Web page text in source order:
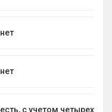
нет
нет
есть, с учетом четырех